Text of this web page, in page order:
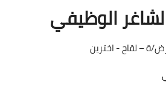
الوظيفي
ة – لقاح - اخترين